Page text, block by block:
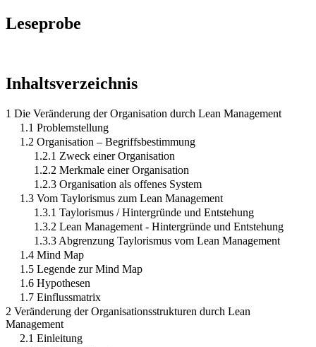
Leseprobe
Inhaltsverzeichnis
1 Die Veränderung der Organisation durch Lean Management
1.1 Problemstellung
1.2 Organisation – Begriffsbestimmung
1.2.1 Zweck einer Organisation
1.2.2 Merkmale einer Organisation
1.2.3 Organisation als offenes System
1.3 Vom Taylorismus zum Lean Management
1.3.1 Taylorismus / Hintergründe und Entstehung
1.3.2 Lean Management - Hintergründe und Entstehung
1.3.3 Abgrenzung Taylorismus vom Lean Management
1.4 Mind Map
1.5 Legende zur Mind Map
1.6 Hypothesen
1.7 Einflussmatrix
2 Veränderung der Organisationsstrukturen durch Lean
Management
2.1 Einleitung